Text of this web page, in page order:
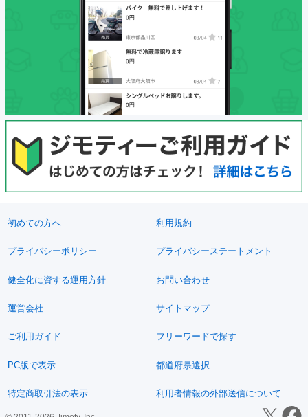
初めての方へ 利用規約
プライバシーポリシー プライバシーステートメント
健全化に資する運用方針 お問い合わせ
運営会社 サイトマップ
ご利用ガイド フリーワードで探す
PC版で表示 都道府県選択
特定商取引法の表示 利用者情報の外部送信について